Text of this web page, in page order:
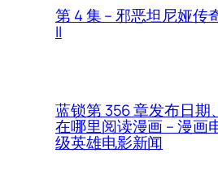
第 4 集 – 邪恶坦尼娅传
II
蓝锁第 356 章发布日期
在哪里阅读漫画 – 漫画
级英雄电影新闻